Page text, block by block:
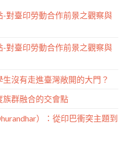
對臺印勞動合作前景之觀察與
對臺印勞動合作前景之觀察與
沒有走進臺灣敞開的大門？
族群融合的交會點
）：從印巴衝突主題到